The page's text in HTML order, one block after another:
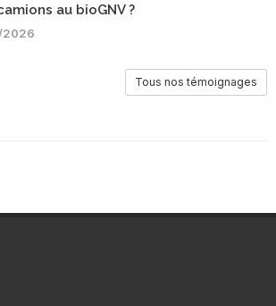
au bioGNV ?
2026
Tous nos témoignages